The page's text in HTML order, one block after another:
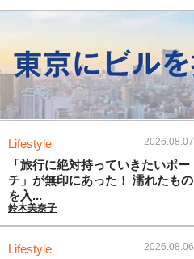
Lifestyle 2026.08.07
「旅行に絶対持っていきたいポー
チ」が無印にあった！ 濡れたもの
を入...
鈴木美奈子
Lifestyle 2026.08.06